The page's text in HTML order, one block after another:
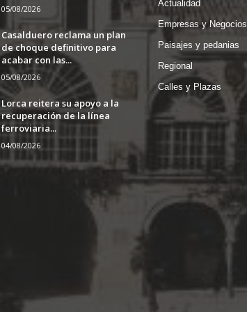
05/08/2026
Casalduero reclama un plan
de choque definitivo para
acabar con las...
05/08/2026
Lorca reitera su apoyo a la
recuperación de la línea
ferroviaria...
04/08/2026
Actualidad
Empresas y Negocios
Paisajes y pedanias
Regional
Calles y Plazas